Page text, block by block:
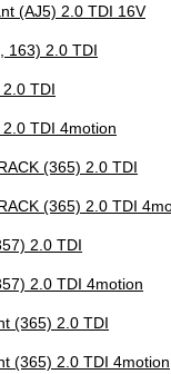
(AJ5) 2.0 TDI 16V
163) 2.0 TDI
2.0 TDI
2.0 TDI 4motion
(365) 2.0 TDI
(365) 2.0 TDI
2.0 TDI
2.0 TDI 4motion
(365) 2.0 TDI
(365) 2.0 TDI 4motion